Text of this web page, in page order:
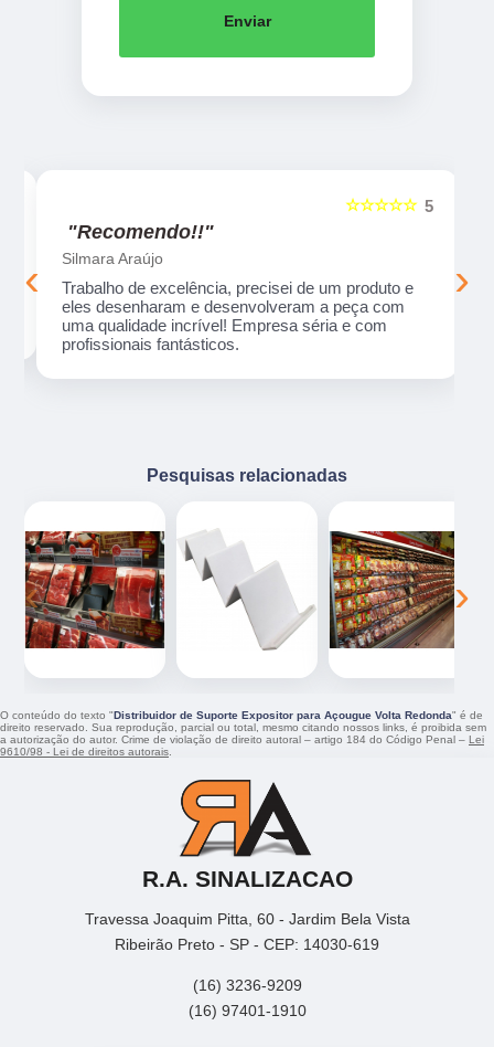
Enviar
5
☆☆☆☆☆
"Recomendo!!"
Silmara Araújo
Trabalho de excelência, precisei de um produto e
eles desenharam e desenvolveram a peça com
uma qualidade incrível! Empresa séria e com
profissionais fantásticos.
‹ ›
Pesquisas relacionadas
‹ ›
O conteúdo do texto "Distribuidor de Suporte Expositor para Açougue Volta Redonda" é de
direito reservado. Sua reprodução, parcial ou total, mesmo citando nossos links, é proibida sem
a autorização do autor. Crime de violação de direito autoral – artigo 184 do Código Penal – Lei
9610/98 - Lei de direitos autorais
R.A. SINALIZACAO
Travessa Joaquim Pitta, 60 - Jardim Bela Vista
Ribeirão Preto - SP - CEP: 14030-619
(16) 3236-9209
(16) 97401-1910